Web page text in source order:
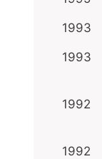
1993
1993
1992
1992